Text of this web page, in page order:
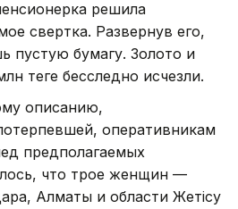
решила
свертка. Развернув его,
пустую бумагу. Золото и
теңге бесследно исчезли.
описанию,
оперативникам
предполагаемых
что трое женщин —
Алматы и области Жетiсу